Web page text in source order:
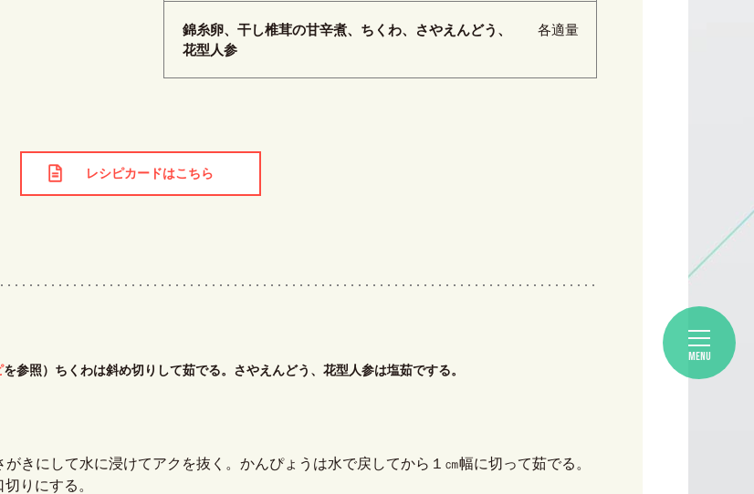
MENU
錦糸卵、干し椎茸の甘辛煮、ちくわ、さやえんどう、
花型人参
各適量
レシピカードはこちら
を参照）ちくわは斜め切りして茹でる。さやえんどう、花型人参は塩茹でする。
きにして水に浸けてアクを抜く。かんぴょうは水で戻してから１㎝幅に切って茹でる。
りにする。